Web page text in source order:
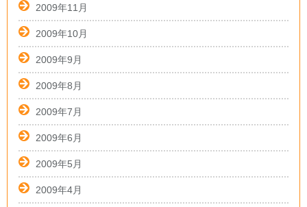
2009年11月
2009年10月
2009年9月
2009年8月
2009年7月
2009年6月
2009年5月
2009年4月